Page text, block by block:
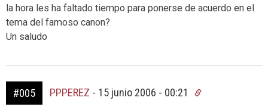
la hora les ha faltado tiempo para ponerse de acuerdo en el
tema del famoso canon?
Un saludo
#005 PPPEREZ - 15 junio 2006 - 00:21